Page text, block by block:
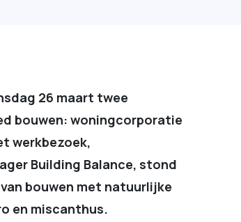
26 maart twee
bouwen: woningcorporatie
werkbezoek,
Building Balance, stond
bouwen met natuurlijke
en miscanthus.